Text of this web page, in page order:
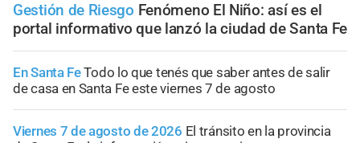
Gestión de Riesgo Fenómeno El Niño: así es el
portal informativo que lanzó la ciudad de Santa Fe
En Santa FeTodo lo que tenés que saber antes de salir
de casa en Santa Fe este viernes 7 de agosto
Viernes 7 de agosto de 2026 El tránsito en la provincia